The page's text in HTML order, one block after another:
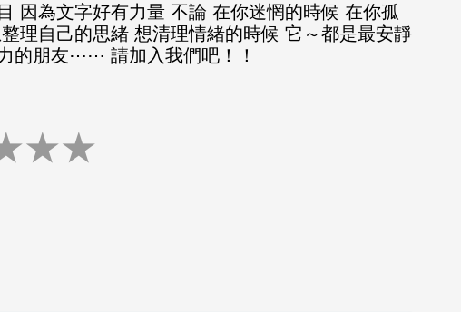
因為文字好有力量 不論 在你迷惘的時候 在你孤
理自己的思緒 想清理情緒的時候 它～都是最安靜
的朋友⋯⋯ 請加入我們吧！！
★★